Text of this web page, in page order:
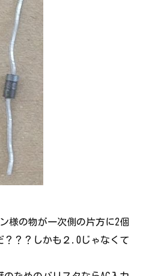
様の物が一次側の片方に2個
？？？しかも２.0じゃなくて